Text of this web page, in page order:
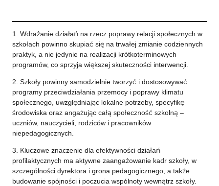
1. Wdrażanie działań na rzecz poprawy relacji społecznych w
szkołach powinno skupiać się na trwałej zmianie codziennych
praktyk, a nie jedynie na realizacji krótkoterminowych
programów, co sprzyja większej skuteczności interwencji.
2. Szkoły powinny samodzielnie tworzyć i dostosowywać
programy przeciwdziałania przemocy i poprawy klimatu
społecznego, uwzględniając lokalne potrzeby, specyfikę
środowiska oraz angażując całą społeczność szkolną –
uczniów, nauczycieli, rodziców i pracowników
niepedagogicznych.
3. Kluczowe znaczenie dla efektywności działań
profilaktycznych ma aktywne zaangażowanie kadr szkoły, w
szczególności dyrektora i grona pedagogicznego, a także
budowanie spójności i poczucia wspólnoty wewnątrz szkoły.